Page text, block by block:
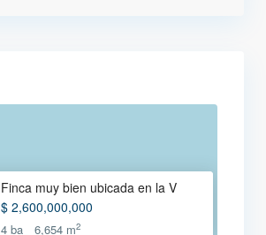
Finca muy bien ubicada en la V
$ 2,600,000,000
4 ba 6,654 m2